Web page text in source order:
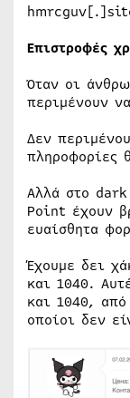
Επιστροφές
Όταν οι
περιμένουν
Δεν
πληροφορίες
Αλλά στο
Point έχουν
ευαίσθητα
Έχουμε δει
και 1040.
και 1040,
οποίοι δεν